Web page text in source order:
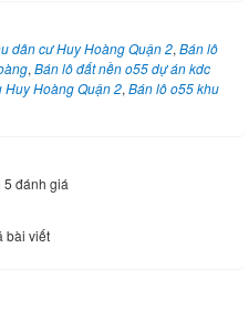
dân cư Huy Hoàng Quận 2, Bán lô
, Bán lô đất nền o55 dự án kdc
Huy Hoàng Quận 2, Bán lô o55 khu
5 đánh giá
bài viết